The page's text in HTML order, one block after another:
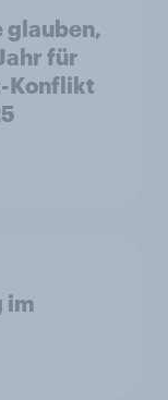
glauben,
für
Konflikt
im